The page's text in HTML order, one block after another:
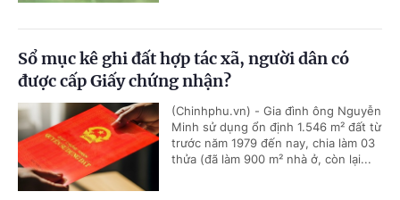
Sổ mục kê ghi đất hợp tác xã, người dân có
được cấp Giấy chứng nhận?
(Chinhphu.vn) - Gia đình ông Nguyễn
Minh sử dụng ổn định 1.546 m² đất từ
trước năm 1979 đến nay, chia làm 03
thửa (đã làm 900 m² nhà ở, còn lại...